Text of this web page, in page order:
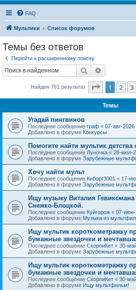
FAQ
Мультики Список форумов
Темы без ответов
Перейти к расширенному поиску
Поиск
Найден 791 результат Страница
1 2 3
Темы
Угадай пингвинов
Последнее сообщение граф « 07-авг-2026
Добавлено в форуме Конкурсы
Помогите найти мультик детства
Последнее сообщение Луночка « 28-июл-
Добавлено в форуме Зарубежные
Хочу найти мульт
Последнее сообщение Киборг3001 « 17-
Добавлено в форуме Зарубежные
Ищу музыку Виталия
Снежко-Блоцкой.
Последнее сообщение Куйгорож « 07-июн-
Добавлено в форуме Музыка из
Ищу мультик короткометражку
бумажные звездочки и
Последнее сообщение СкорпиКет « 30-
Добавлено в форуме Зарубежные
Ищу мультик короткометражку
бумажные звездочки и
Последнее сообщение СкорпиКет « 30-
Добавлено в форуме Ищу мультфильм!